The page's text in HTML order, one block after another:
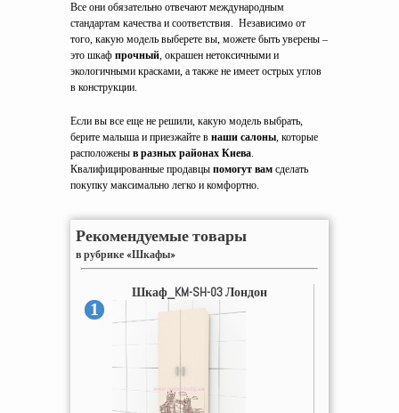
Все они обязательно отвечают международным
стандартам качества и соответствия. Независимо от
того, какую модель выберете вы, можете быть уверены –
это шкаф прочный, окрашен нетоксичными и
экологичными красками, а также не имеет острых углов
в конструкции.
Если вы все еще не решили, какую модель выбрать,
берите малыша и приезжайте в наши салоны, которые
расположены в разных районах Киева.
Квалифицированные продавцы помогут вам сделать
покупку максимально легко и комфортно.
Рекомендуемые товары
в рубрике «Шкафы»
Шкаф_KM-SH-03 Лондон
1